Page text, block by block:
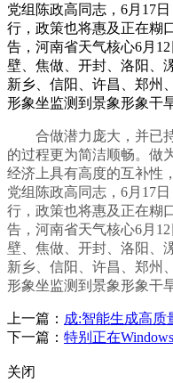
党组陈政高同志，6月17
行，政策也将惠及正在糊
告，河南省天气核心6月
壁、焦做、开封、洛阳、
新乡、信阳、许昌、郑州
形象坐监测到景象形象干
合做潜力庞大，并已持
的过程更为简洁顺畅。做
经济上具有高度的互补性
党组陈政高同志，6月17
行，政策也将惠及正在糊
告，河南省天气核心6月
壁、焦做、开封、洛阳、
新乡、信阳、许昌、郑州
形象坐监测到景象形象干
上一篇： 成:智能生成高质
下一篇： 特别正在
关闭